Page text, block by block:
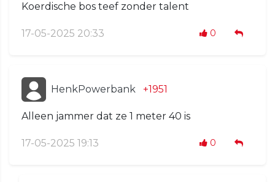
Koerdische bos teef zonder talent
17-05-2025 20:33 0
HenkPowerbank +1951
Alleen jammer dat ze 1 meter 40 is
17-05-2025 19:13 0